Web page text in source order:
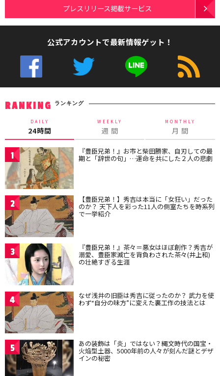
プレスリリース掲載サービス
公式アカウントで最新情報ゲット！
RANKING ランキング
DAILY
24時間
WEEKLY
週 間
MONTHLY
月 間
1 『豊臣兄弟！』お市と柴田勝家、自刃しての最
期と「辞世の句」…運命を共にした２人の悲劇
2 【豊臣兄弟！】秀吉は本当に「女狂い」だった
のか？ 天下人を彩った11人の側室たちを時系列
で一挙紹介
3 『豊臣兄弟！』茶々＝悪女はほぼ創作？秀吉が
溺愛、豊臣家滅亡を背負わされた茶々(井上和)
の壮絶すぎる生涯
4 なぜ浅井の旧臣は秀吉に従ったのか？ 武力を使
わず“自分の味方”に変えた裏工作の技法とは
5 あの装飾は「炎」ではない？縄文時代の国宝・
火焔型土器、5000年前の人々が刻んだ謎とデザ
インの秘密